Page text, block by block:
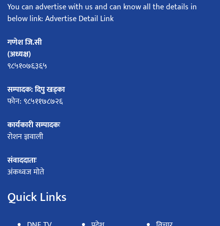
You can advertise with us and can know all the details in
below link: Advertise Detail Link
गणेश जि.सी
(अध्यक्ष)
९८५१०७६३६५
सम्पादक: दिपु खड्का
फोन: ९८५११७८७२६
कार्यकारी सम्पादकः
रोशन ज्ञवाली
संवाददाताः
अंकध्वज मोते
Quick Links